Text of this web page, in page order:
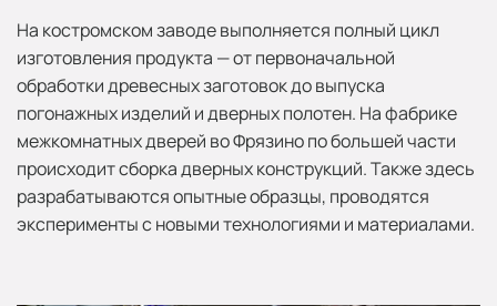
На костромском заводе выполняется полный цикл
изготовления продукта — от первоначальной
обработки древесных заготовок до выпуска
погонажных изделий и дверных полотен. На фабрике
межкомнатных дверей во Фрязино по большей части
происходит сборка дверных конструкций. Также здесь
разрабатываются опытные образцы, проводятся
эксперименты с новыми технологиями и материалами.